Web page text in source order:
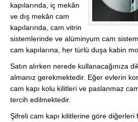
kapılarında, iç mekân
ve dış mekân cam
kapılarında, cam vitrin
sistemlerinde ve alüminyum cam
cam kapılarına, her türlü duşa kabin
Satın alırken nerede kullanacağınıza
almanız gerekmektedir. Eğer evlerin
cam kapı kolu kilitleri ve paslanmaz
tercih edilmektedir.
Şifreli cam kapı kilitlerine göre diğerleri